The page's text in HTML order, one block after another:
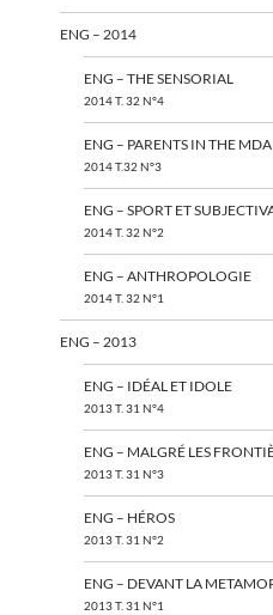
ENG – 2014
ENG – THE SENSORIAL
2014 T. 32 N°4
ENG – PARENTS IN THE MDA
2014 T.32 N°3
ENG – SPORT ET
2014 T. 32 N°2
ENG – ANTHROPOLOGIE
2014 T. 32 N°1
ENG – 2013
ENG – IDÉAL ET IDOLE
2013 T. 31 N°4
ENG – MALGRÉ LES
2013 T. 31 N°3
ENG – HÉROS
2013 T. 31 N°2
ENG – DEVANT LA
2013 T. 31 N°1